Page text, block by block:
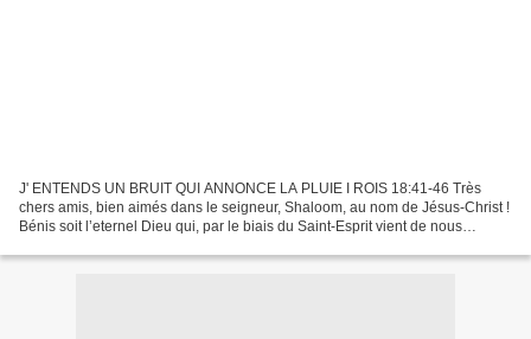
J' ENTENDS UN BRUIT QUI ANNONCE LA PLUIE I ROIS 18:41-46 Très
chers amis, bien aimés dans le seigneur, Shaloom, au nom de Jésus-Christ !
Bénis soit l’eternel Dieu qui, par le biais du Saint-Esprit vient de nous